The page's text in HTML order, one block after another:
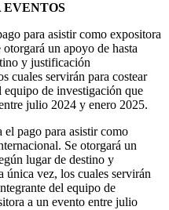
EVENTOS
para asistir como expositora
un apoyo de hasta
y justificación
cuales servirán para costear
equipo de investigación que
julio 2024 y enero 2025.
pago para asistir como
Se otorgará un
lugar de destino y
única vez, los cuales servirán
del equipo de
a un evento entre julio